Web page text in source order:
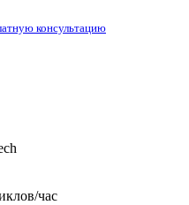
консультацию
час